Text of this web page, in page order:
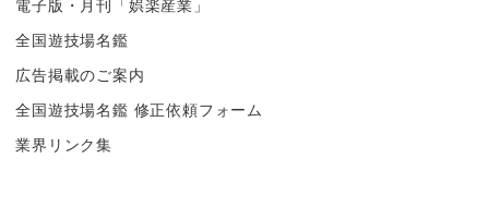
電子版・月刊「娯楽産業」
全国遊技場名鑑
広告掲載のご案内
全国遊技場名鑑 修正依頼フォーム
業界リンク集